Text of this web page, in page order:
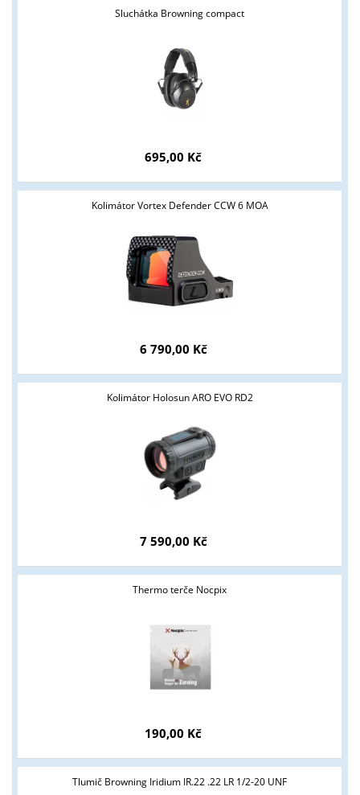
Sluchátka Browning compact
695,00 Kč
Kolimátor Vortex Defender CCW 6 MOA
6 790,00 Kč
Kolimátor Holosun ARO EVO RD2
7 590,00 Kč
Thermo terče Nocpix
190,00 Kč
Tlumič Browning Iridium IR.22 .22 LR 1/2-20 UNF
Tyto stránky jsou určeny pouze odborné veřejnosti od 18 let a
podmínky?
ANO NE